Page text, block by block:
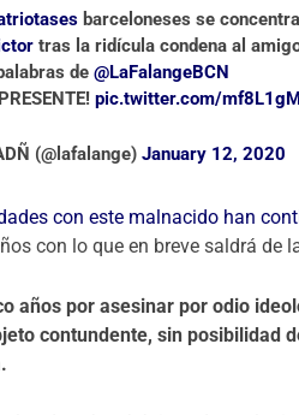
barceloneses se
tras la ridícula condena al
de@LaFalangeBCN
pic.twitter.com/
(@lafalange)January 12, 2020
con este malnacido han
con lo que en breve saldrá de
años por asesinar por odio
contundente, sin posibilidad